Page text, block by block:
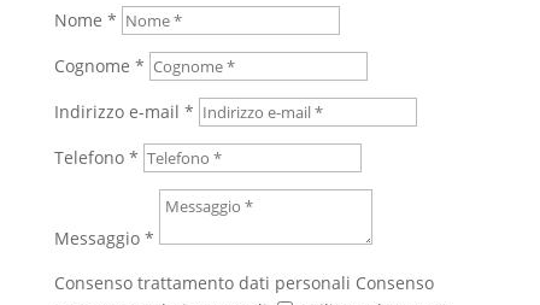
Nome *
Cognome *
Indirizzo e-mail *
Telefono *
Messaggio *
Consenso trattamento dati personali Consenso